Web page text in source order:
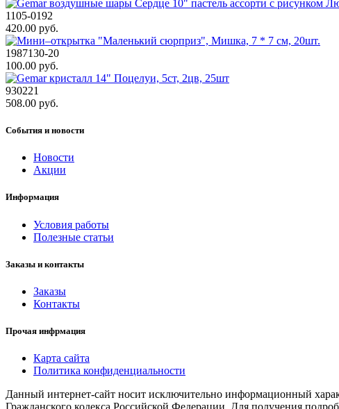
1105-0192
420.00 руб.
1987130-20
100.00 руб.
930221
508.00 руб.
События и новости
Новости
Акции
Информация
Условия работы
Полезные статьи
Заказы и контакты
Заказы
Контакты
Прочая инфрмация
Карта сайта
Политика конфиденциальности
Данный интернет-сайт носит исключительно информационный